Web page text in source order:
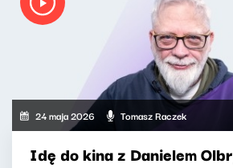
24 maja 2026 Tomasz Raczek
Idę do kina z Danielem